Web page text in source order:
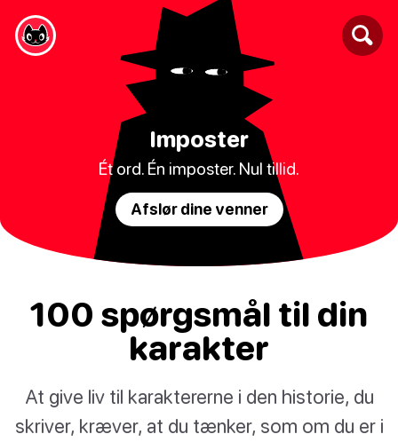
Imposter
Ét ord. Én imposter. Nul tillid.
Afslør dine venner
100 spørgsmål til din
karakter
At give liv til karaktererne i den historie, du
skriver, kræver, at du tænker, som om du er i